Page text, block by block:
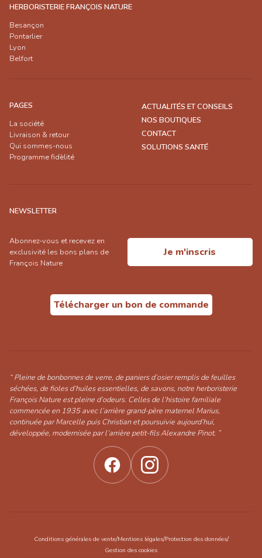
HERBORISTERIE FRANÇOIS NATURE
Besançon
Pontarlier
Lyon
Belfort
PAGES
La société
Livraison & retour
Qui sommes-nous
Programme fidèlité
ACTUALITÉS ET CONSEILS
NOS BOUTIQUES
CONTACT
SOLUTIONS SANTÉ
NEWSLETTER
Abonnez-vous et recevez en
exclusivité les bons plans de
François Nature
Je m'inscris
Télécharger un bon de commande
“ Pleine de bonbonnes de verre, de paniers d’osier remplis de feuilles
séchées, de fioles d’huiles essentielles, de savons, notre herboristerie
François Nature est pleine d’odeurs. Celles de l’histoire familiale
commencée en 1935 avec l’arrière grand-père maternel Marius,
continuée par Marcelle puis Christian et poursuivie aujourd’hui,
développée, modernisée par l’arrière petit-fils Alexandre Pinot. ”
Conditions générales de vente/Mentions légales/Protection des données/
Gestion des cookies